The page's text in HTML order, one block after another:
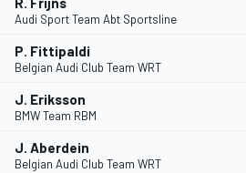
Audi Sport Team Abt Sportsline
P. Fittipaldi
Belgian Audi Club Team WRT
J. Eriksson
BMW Team RBM
J. Aberdein
Belgian Audi Club Team WRT